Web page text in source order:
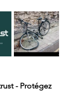
- Protégez